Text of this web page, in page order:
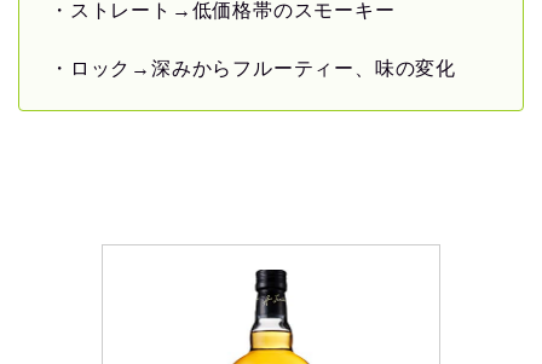
・ストレート→低価格帯のスモーキー
・ロック→深みからフルーティー、味の変化